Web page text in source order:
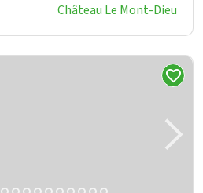
Château Le Mont-Dieu